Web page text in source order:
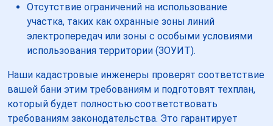
Отсутствие ограничений на использование
участка, таких как охранные зоны линий
электропередач или зоны с особыми условиями
использования территории (ЗОУИТ).
Наши кадастровые инженеры проверят соответствие
вашей бани этим требованиям и подготовят техплан,
который будет полностью соответствовать
требованиям законодательства. Это гарантирует